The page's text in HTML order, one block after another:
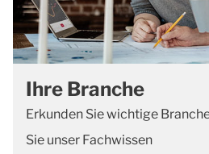
Ihre Branche
Erkunden Sie wichtige
Sie unser Fachwissen